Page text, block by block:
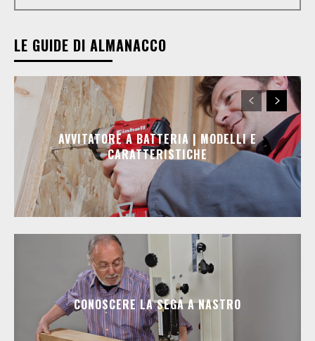
LE GUIDE DI ALMANACCO
AVVITATORE A BATTERIA | MODELLI E
CARATTERISTICHE
CONOSCERE LA SEGA A NASTRO